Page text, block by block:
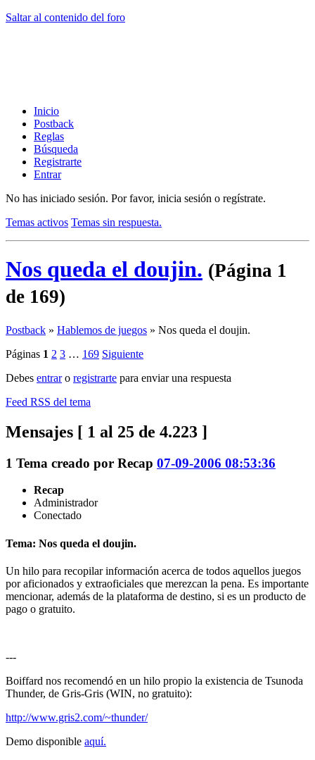
Saltar al contenido del foro
Inicio
Postback
Reglas
Búsqueda
Registrarte
Entrar
No has iniciado sesión. Por favor, inicia sesión o regístrate.
Temas activos Temas sin respuesta.
Nos queda el doujin. (Página 1
de 169)
Postback » Hablemos de juegos » Nos queda el doujin.
Páginas 1 2 3 … 169 Siguiente
Debes entraro registrarte para enviar una respuesta
Feed RSS del tema
Mensajes [ 1 al 25 de 4.223 ]
1 Tema creado por Recap 07-09-2006 08:53:36
Recap
Administrador
Conectado
Tema: Nos queda el doujin.
Un hilo para recopilar información acerca de todos aquellos juegos
por aficionados y extraoficiales que merezcan la pena. Es importante
mencionar, además de la plataforma de destino, si es un producto de
pago o gratuito.
---
Boiffard nos recomendó en un hilo propio la existencia de Tsunoda
Thunder, de Gris-Gris (WIN, no gratuito):
http://www.gris2.com/~thunder/
Demo disponible aquí.